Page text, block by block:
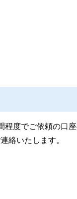
程度でご依頼の口
絡いたします。